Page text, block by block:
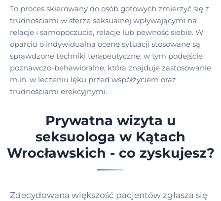
To proces skierowany do osób gotowych zmierzyć się z
trudnościami w sferze seksualnej wpływającymi na
relacje i samopoczucie, relacje lub pewność siebie. W
oparciu o indywidualną ocenę sytuacji stosowane są
sprawdzone techniki terapeutyczne, w tym podejście
poznawczo-behawioralne, która znajduje zastosowanie
m.in. w leczeniu lęku przed współżyciem oraz
trudnościami erekcyjnymi.
Prywatna wizyta u
seksuologa w Kątach
Wrocławskich - co zyskujesz?
Zdecydowana większość pacjentów zgłasza się